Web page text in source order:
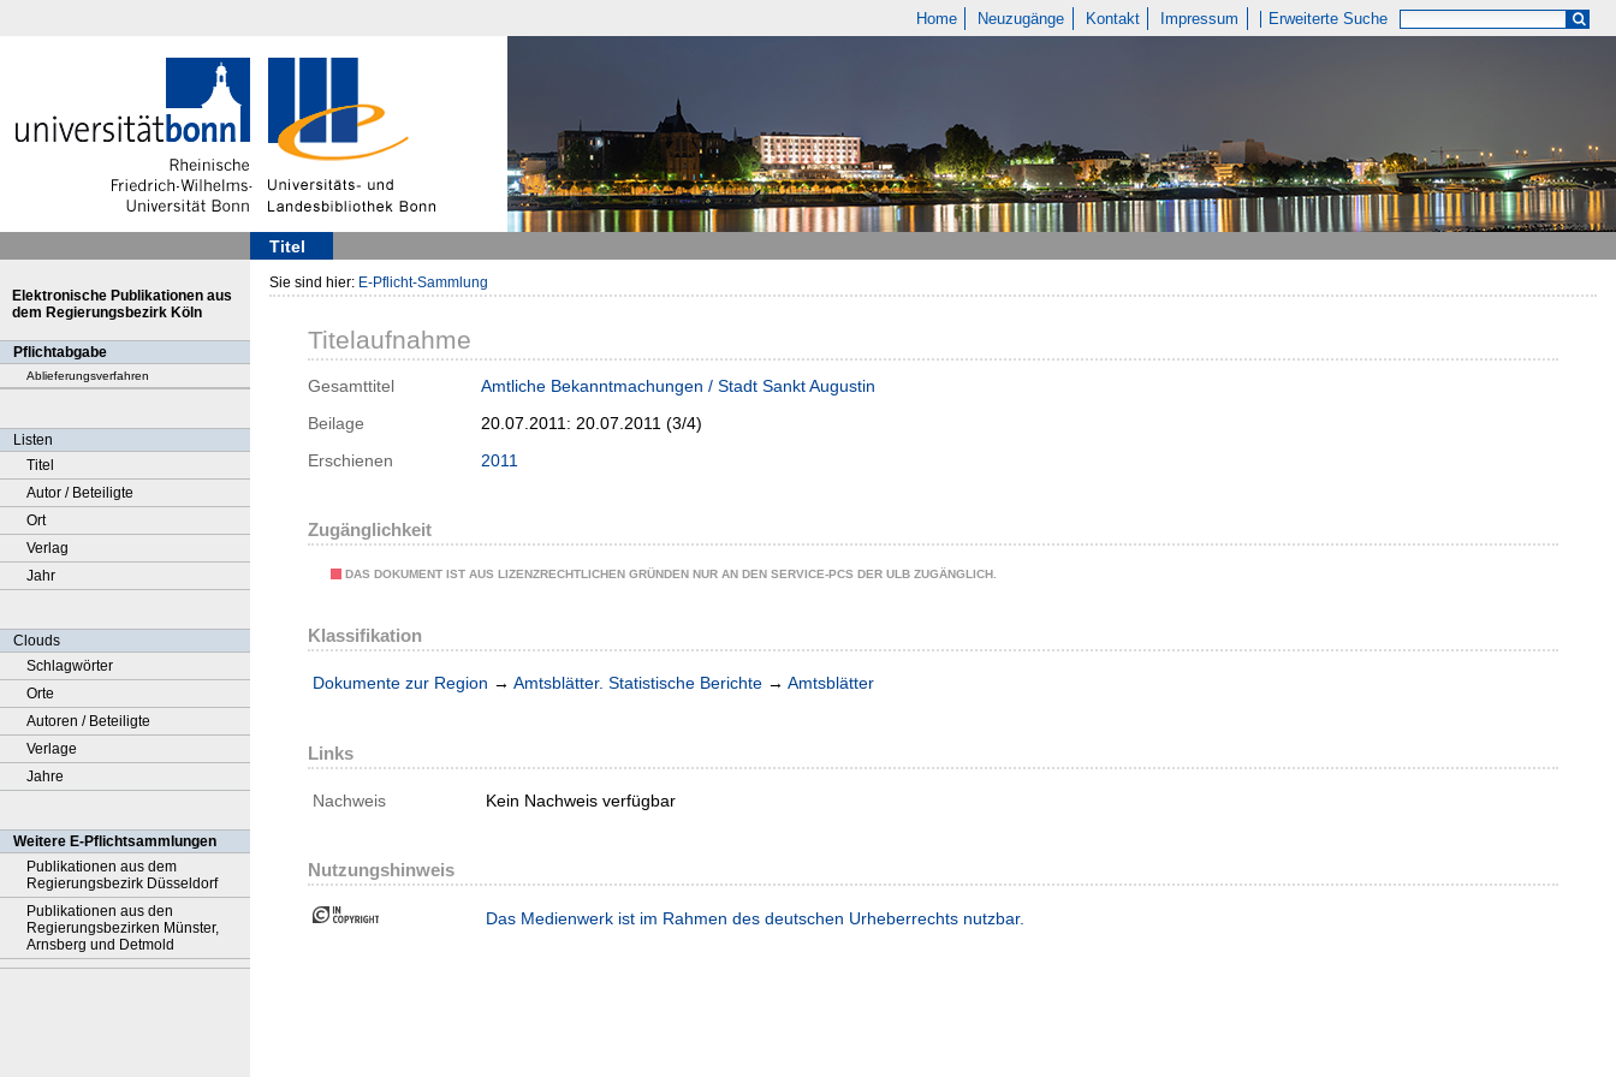
Home Neuzugänge Kontakt Impressum Erweiterte Suche
Titel
Elektronische Publikationen aus
dem Regierungsbezirk Köln
Pflichtabgabe
Ablieferungsverfahren
Listen
Titel
Autor / Beteiligte
Ort
Verlag
Jahr
Clouds
Schlagwörter
Orte
Autoren / Beteiligte
Verlage
Jahre
Weitere E-Pflichtsammlungen
Publikationen aus dem
Regierungsbezirk Düsseldorf
Publikationen aus den
Regierungsbezirken Münster,
Arnsberg und Detmold
Sie sind hier: E-Pflicht-Sammlung
Titelaufnahme
Gesamttitel
Amtliche Bekanntmachungen / Stadt Sankt Augustin
Beilage
20.07.2011: 20.07.2011 (3/4)
Erschienen
2011
Zugänglichkeit
DAS DOKUMENT IST AUS LIZENZRECHTLICHEN GRÜNDEN NUR AN DEN SERVICE-PCS DER ULB ZUGÄNGLICH.
Klassifikation
Dokumente zur Region → Amtsblätter. Statistische Berichte → Amtsblätter
Links
Nachweis Kein Nachweis verfügbar
Nutzungshinweis
Das Medienwerk ist im Rahmen des deutschen Urheberrechts nutzbar.